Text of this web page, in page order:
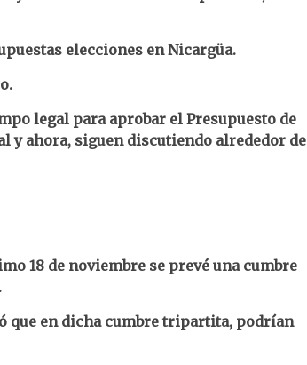
elecciones en Nicargüa.
legal para aprobar el Presupuesto de
y ahora, siguen discutiendo alrededor de
18 de noviembre se prevé una cumbre
que en dicha cumbre tripartita, podrían